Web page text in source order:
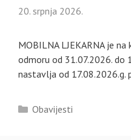
20. srpnja 2026.
MOBILNA LJEKARNA je
odmoru od 31.07.2026. do
nastavlja od 17.08.2026.g.
Kategorije
Obavijesti